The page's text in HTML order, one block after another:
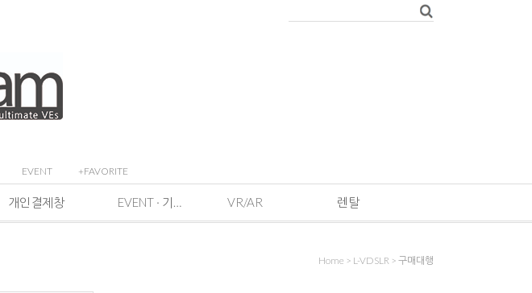
EVENT +FAVORITE
개인결제창 EVENT · 기획전 및 이벤트 VR/AR 렌탈
Home > L-VDSLR > 구매대행